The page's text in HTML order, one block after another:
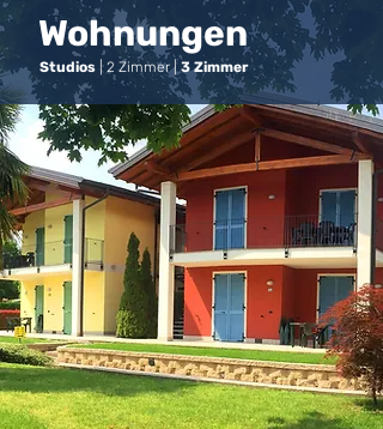
Wohnungen
Studios | 2 Zimmer |3 Zimmer